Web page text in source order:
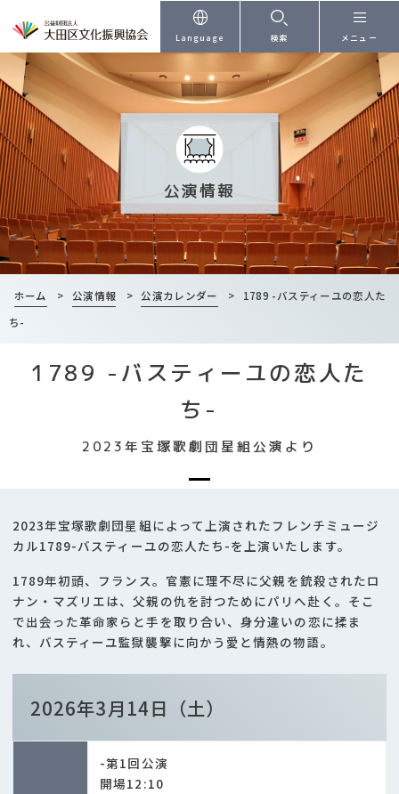
本文へ
Language 検索 メニュー
公演情報
ホーム > 公演情報 > 公演カレンダー >
1789 -バスティーユの恋人た
ち-
1789 -バスティーユの恋人た
ち-
2023年宝塚歌劇団星組公演より
2023年宝塚歌劇団星組によって上演されたフレンチミュージ
カル1789-バスティーユの恋人たち-を上演いたします。
1789年初頭、フランス。官憲に理不尽に父親を銃殺されたロ
ナン・マズリエは、父親の仇を討つためにパリへ赴く。そこ
で出会った革命家らと手を取り合い、身分違いの恋に揉ま
れ、バスティーユ監獄襲撃に向かう愛と情熱の物語。
2026年3月14日（土）
-第1回公演
開場12:10